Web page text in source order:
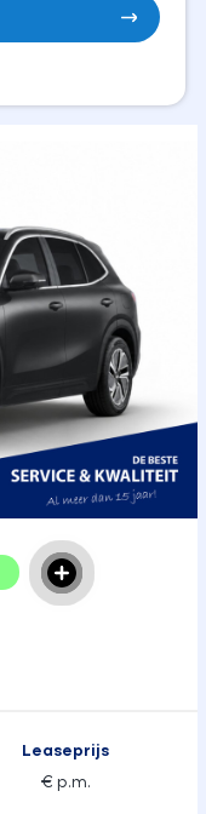
Leaseprijs
€ p.m.